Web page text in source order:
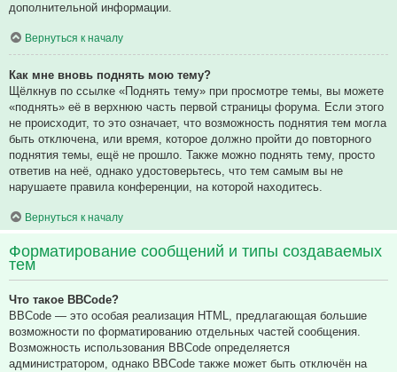
дополнительной информации.
Вернуться к началу
Как мне вновь поднять мою тему?
Щёлкнув по ссылке «Поднять тему» при просмотре темы, вы можете
«поднять» её в верхнюю часть первой страницы форума. Если этого
не происходит, то это означает, что возможность поднятия тем могла
быть отключена, или время, которое должно пройти до повторного
поднятия темы, ещё не прошло. Также можно поднять тему, просто
ответив на неё, однако удостоверьтесь, что тем самым вы не
нарушаете правила конференции, на которой находитесь.
Вернуться к началу
Форматирование сообщений и типы создаваемых
тем
Что такое BBCode?
BBCode — это особая реализация HTML, предлагающая большие
возможности по форматированию отдельных частей сообщения.
Возможность использования BBCode определяется
администратором, однако BBCode также может быть отключён на